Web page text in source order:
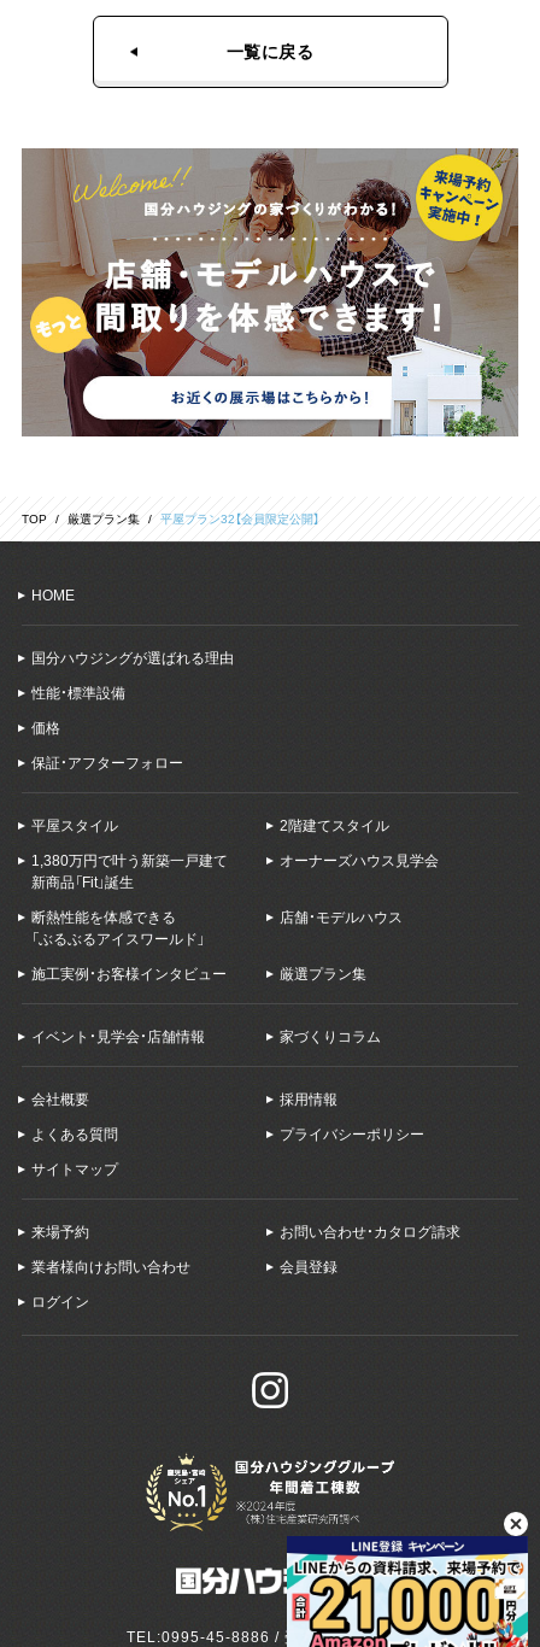
TOP 厳選プラン集 平屋プラン32【会員限定公開】
一覧に戻る
HOME
国分ハウジングが選ばれる理由
性能・標準設備
価格
保証・アフターフォロー
平屋スタイル 2階建てスタイル
1,380万円で叶う新築一戸建て
新商品「Fit」誕生
オーナーズハウス見学会
断熱性能を体感できる
「ぶるぶるアイスワールド」
店舗・モデルハウス
施工実例・お客様インタビュー 厳選プラン集
イベント・見学会・店舗情報 家づくりコラム
会社概要 採用情報
よくある質問 プライバシーポリシー
サイトマップ
来場予約 お問い合わせ・カタログ請求
業者様向けお問い合わせ 会員登録
ログイン
TEL:0995-45-8886 / 受付:9:00～18:00